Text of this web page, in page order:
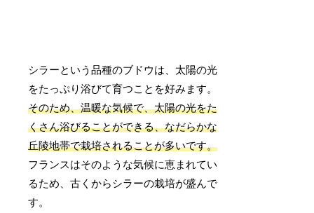
シラーという品種のブドウは、太陽の光
をたっぷり浴びて育つことを好みます。
そのため、温暖な気候で、太陽の光をた
くさん浴びることができる、なだらかな
丘陵地帯で栽培されることが多いです。
フランスはそのような気候に恵まれてい
るため、古くからシラーの栽培が盛んで
す。